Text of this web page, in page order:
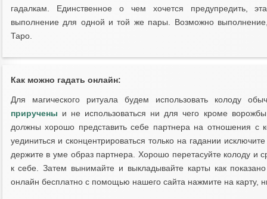
гадалкам. Единственное о чем хочется предупредить,
выполнение для одной и той же пары. Возможно выполнение,
Таро.
Как можно гадать онлайн:
Для магического ритуала будем использовать колоду
приручены и не использоваться ни для чего кроме
должны хорошо представить себе партнера на отношения с
уединиться и сконцентрироваться только на гадании
держите в уме образ партнера. Хорошо перетасуйте колоду и
к себе. Затем вынимайте и выкладывайте карты как
онлайн бесплатно с помощью нашего сайта нажмите на карту,